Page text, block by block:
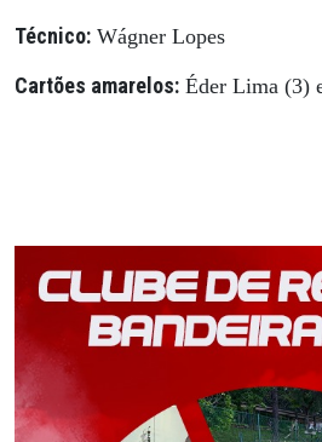
Técnico: Wágner Lopes
Cartões amarelos: Éder Lima (3)